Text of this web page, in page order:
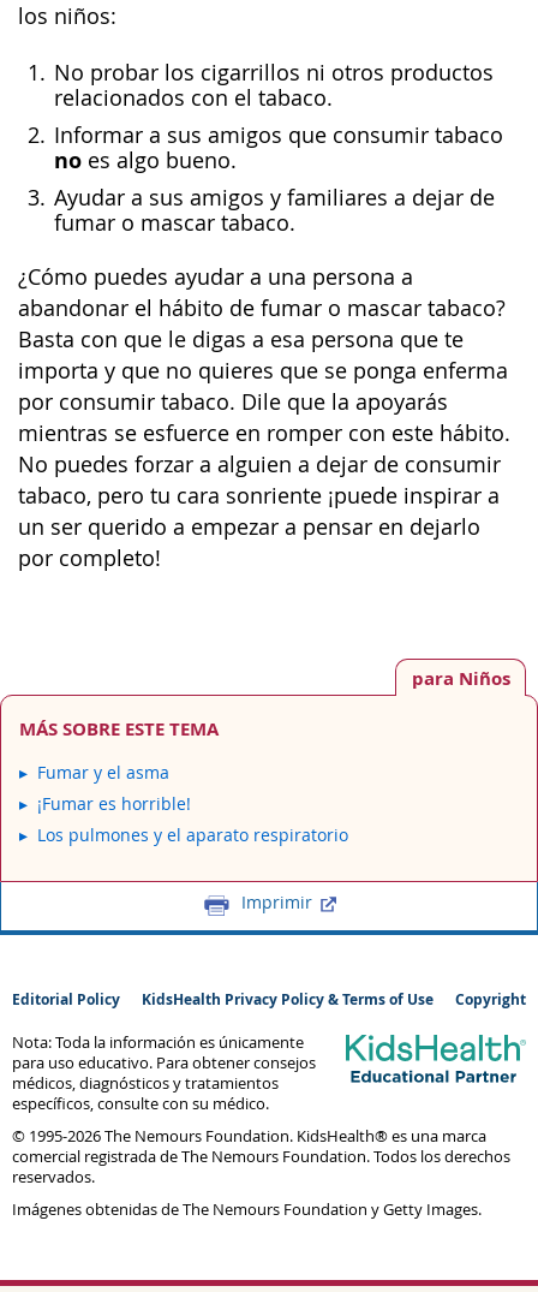
los niños:
No probar los cigarrillos ni otros productos
relacionados con el tabaco.
Informar a sus amigos que consumir tabaco
no es algo bueno.
Ayudar a sus amigos y familiares a dejar de
fumar o mascar tabaco.
¿Cómo puedes ayudar a una persona a
abandonar el hábito de fumar o mascar tabaco?
Basta con que le digas a esa persona que te
importa y que no quieres que se ponga enferma
por consumir tabaco. Dile que la apoyarás
mientras se esfuerce en romper con este hábito.
No puedes forzar a alguien a dejar de consumir
tabaco, pero tu cara sonriente ¡puede inspirar a
un ser querido a empezar a pensar en dejarlo
por completo!
para Niños
MÁS SOBRE ESTE TEMA
Fumar y el asma
¡Fumar es horrible!
Los pulmones y el aparato respiratorio
Imprimir
Editorial Policy KidsHealth Privacy Policy & Terms of Use Copyright
Nota: Toda la información es únicamente
para uso educativo. Para obtener consejos
médicos, diagnósticos y tratamientos
específicos, consulte con su médico.
© 1995-2026 The Nemours Foundation. KidsHealth® es una marca
comercial registrada de The Nemours Foundation. Todos los derechos
reservados.
Imágenes obtenidas de The Nemours Foundation y Getty Images.